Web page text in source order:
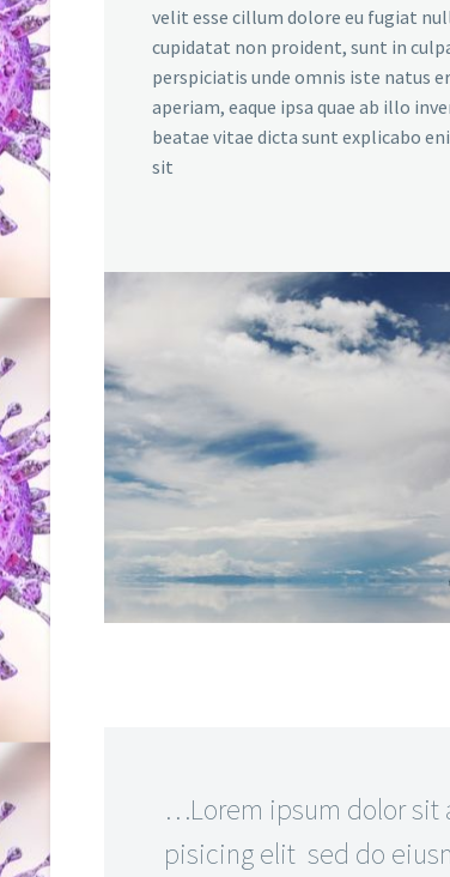
velit esse cillum dolore eu fugiat
cupidatat non proident, sunt in
perspiciatis unde omnis iste natus
aperiam, eaque ipsa quae ab illo
beatae vitae dicta sunt explicabo
sit
…Lorem ipsum dolor sit
pisicing elit sed do